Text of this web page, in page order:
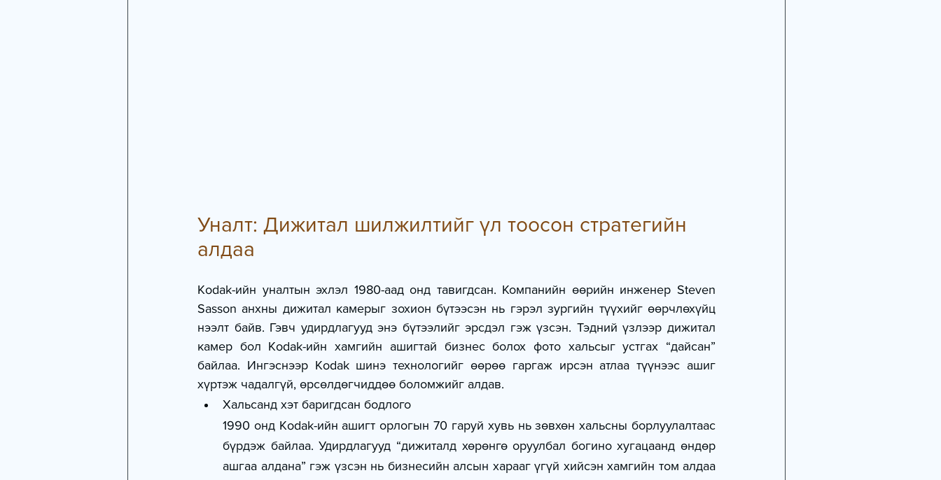
Уналт: Дижитал шилжилтийг үл тоосон стратегийн
алдаа
Kodak-ийн уналтын эхлэл 1980-аад онд тавигдсан. Компанийн өөрийн инженер Steven
Sasson анхны дижитал камерыг зохион бүтээсэн нь гэрэл зургийн түүхийг өөрчлөхүйц
нээлт байв. Гэвч удирдлагууд энэ бүтээлийг эрсдэл гэж үзсэн. Тэдний үзлээр дижитал
камер бол Kodak-ийн хамгийн ашигтай бизнес болох фото хальсыг устгах “дайсан”
байлаа. Ингэснээр Kodak шинэ технологийг өөрөө гаргаж ирсэн атлаа түүнээс ашиг
хүртэж чадалгүй, өрсөлдөгчиддөө боломжийг алдав.
Хальсанд хэт баригдсан бодлого
1990 онд Kodak-ийн ашигт орлогын 70 гаруй хувь нь зөвхөн хальсны борлуулалтаас
бүрдэж байлаа. Удирдлагууд “дижиталд хөрөнгө оруулбал богино хугацаанд өндөр
ашгаа алдана” гэж үзсэн нь бизнесийн алсын харааг үгүй хийсэн хамгийн том алдаа